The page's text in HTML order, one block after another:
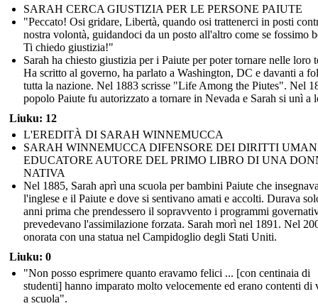
SARAH CERCA GIUSTIZIA PER LE PERSONE PAIUTE
"Peccato! Osi gridare, Libertà, quando osi trattenerci in posti
nostra volontà, guidandoci da un posto all'altro come se fossimo
Ti chiedo giustizia!"
Sarah ha chiesto giustizia per i Paiute per poter tornare nelle loro
Ha scritto al governo, ha parlato a Washington, DC e davanti a
tutta la nazione. Nel 1883 scrisse "Life Among the Piutes". Nel
popolo Paiute fu autorizzato a tornare in Nevada e Sarah si unì a
Liuku: 12
L'EREDITÀ DI SARAH WINNEMUCCA
SARAH WINNEMUCCA DIFENSORE DEI DIRITTI
EDUCATORE AUTORE DEL PRIMO LIBRO DI UNA
NATIVA
Nel 1885, Sarah aprì una scuola per bambini Paiute che
l'inglese e il Paiute e dove si sentivano amati e accolti. Durava
anni prima che prendessero il sopravvento i programmi
prevedevano l'assimilazione forzata. Sarah morì nel 1891. Nel
onorata con una statua nel Campidoglio degli Stati Uniti.
Liuku: 0
"Non posso esprimere quanto eravamo felici ... [con centinaia di
studenti] hanno imparato molto velocemente ed erano contenti di
a scuola".